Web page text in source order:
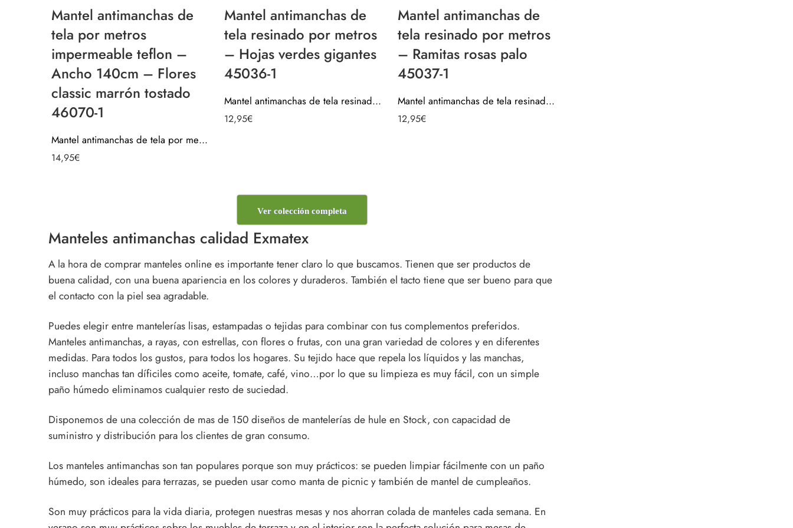
Mantel antimanchas de
tela por metros
impermeable teflon –
Ancho 140cm – Flores
classic marrón tostado
46070-1
Mantel antimanchas de tela por metros impermeable teflon – Ancho 140cm – Flores classic marrón tostado 46070-1
14,95€
Mantel antimanchas de
tela resinado por metros
– Hojas verdes gigantes
45036-1
Mantel antimanchas de tela resinado por metros – Hojas verdes gigantes 45036-1
12,95€
Mantel antimanchas de
tela resinado por metros
– Ramitas rosas palo
45037-1
Mantel antimanchas de tela resinado por metros – Ramitas rosas palo 45037-1
12,95€
Ver colección completa
Manteles antimanchas calidad Exmatex
A la hora de comprar manteles online es importante tener claro lo que buscamos. Tienen que ser productos de
buena calidad, con una buena apariencia en los colores y duraderos. También el tacto tiene que ser bueno para que
el contacto con la piel sea agradable.
Puedes elegir entre mantelerías lisas, estampadas o tejidas para combinar con tus complementos preferidos.
Manteles antimanchas, a rayas, con estrellas, con flores o frutas, con una gran variedad de colores y en diferentes
medidas. Para todos los gustos, para todos los hogares. Su tejido hace que repela los líquidos y las manchas,
incluso manchas tan díficiles como aceite, tomate, café, vino…por lo que su limpieza es muy fácil, con un simple
paño húmedo eliminamos cualquier resto de suciedad.
Disponemos de una colección de mas de 150 diseños de mantelerías de hule en Stock, con capacidad de
suministro y distribución para los clientes de gran consumo.
Los manteles antimanchas son tan populares porque son muy prácticos: se pueden limpiar fácilmente con un paño
húmedo, son ideales para terrazas, se pueden usar como manta de picnic y también de mantel de cumpleaños.
Son muy prácticos para la vida diaria, protegen nuestras mesas y nos ahorran colada de manteles cada semana. En